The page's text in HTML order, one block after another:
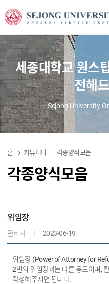
세종대학교 원스
전해
Sejong University
홈 커뮤니티 각종양식모음
각종양식모음
위임장
관리자 2023-06-19
위임장 (Power of Attorney for
2번의 위임장과는 다른 용도이며,
작성해주시면 됩니다.